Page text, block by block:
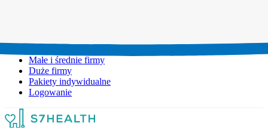
Małe i średnie firmy
Duże firmy
Pakiety indywidualne
Logowanie